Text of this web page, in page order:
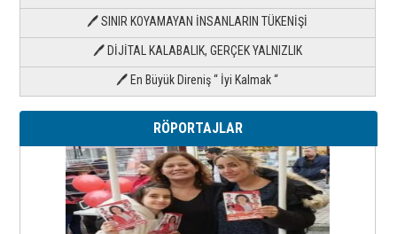
🖊 SINIR KOYAMAYAN İNSANLARIN TÜKENİŞİ
🖊 DİJİTAL KALABALIK, GERÇEK YALNIZLIK
🖊 En Büyük Direniş “ İyi Kalmak “
RÖPORTAJLAR